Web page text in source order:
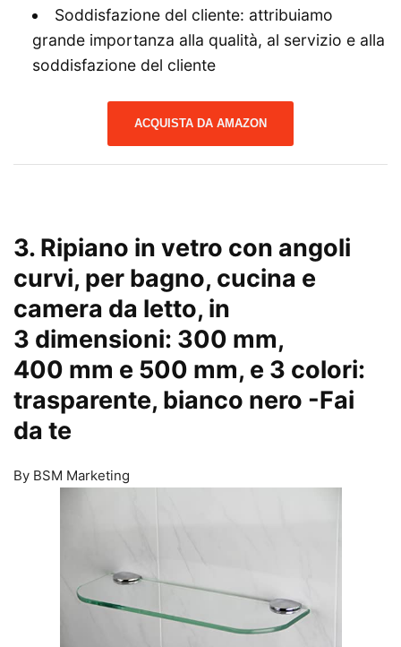
Soddisfazione del cliente: attribuiamo
grande importanza alla qualità, al servizio e alla
soddisfazione del cliente
ACQUISTA DA AMAZON
3. Ripiano in vetro con angoli
curvi, per bagno, cucina e
camera da letto, in
3 dimensioni: 300 mm,
400 mm e 500 mm, e 3 colori:
trasparente, bianco nero -Fai
da te
By BSM Marketing